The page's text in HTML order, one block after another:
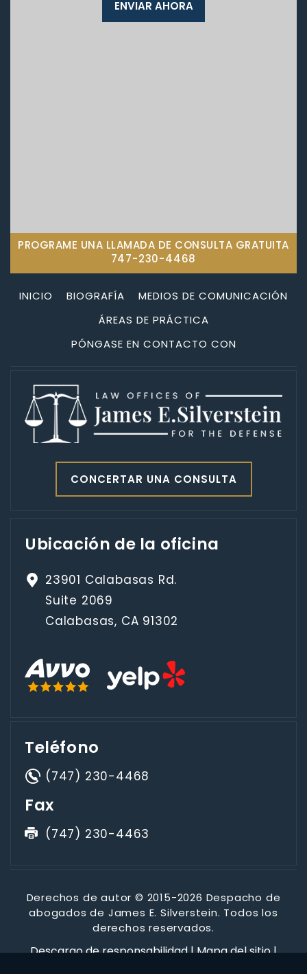
PROGRAME UNA LLAMADA DE CONSULTA GRATUITA
747-230-4468
INICIO BIOGRAFÍA
MEDIOS DE COMUNICACIÓN
ÁREAS DE PRÁCTICA
PÓNGASE EN CONTACTO CON
CONCERTAR UNA CONSULTA
Ubicación de la oficina
23901 Calabasas Rd.
Suite 2069
Calabasas, CA 91302
Teléfono
(747) 230-4468
Fax
(747) 230-4463
Derechos de autor © 2015-2026 Despacho de
abogados de James E. Silverstein. Todos los
derechos reservados.
Descargo de responsabilidad|Mapa del sitio|